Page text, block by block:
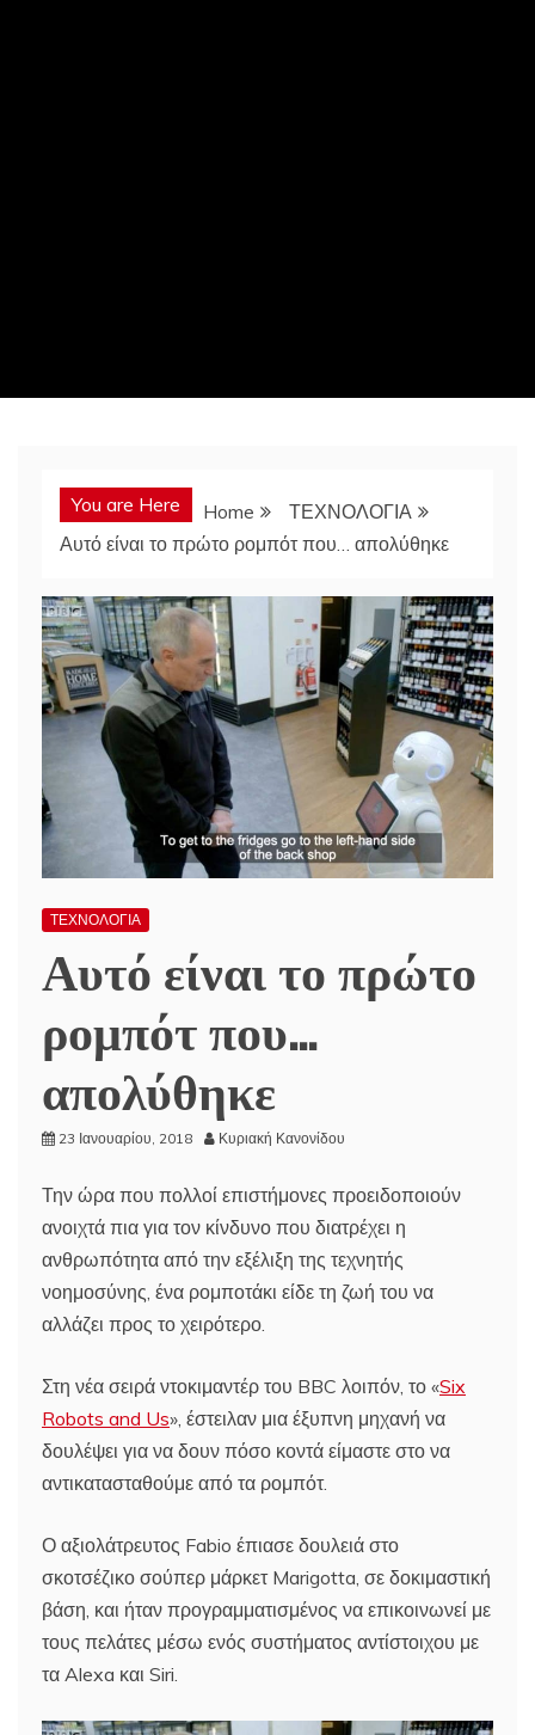
You are Here Home
ΤΕΧΝΟΛΟΓΙΑ
Αυτό είναι το πρώτο ρομπότ που… απολύθηκε
ΤΕΧΝΟΛΟΓΙΑ
Αυτό είναι το πρώτο
ρομπότ που…
απολύθηκε
23 Ιανουαρίου, 2018 Κυριακή Κανονίδου
Την ώρα που πολλοί επιστήμονες προειδοποιούν
ανοιχτά πια για τον κίνδυνο που διατρέχει η
ανθρωπότητα από την εξέλιξη της τεχνητής
νοημοσύνης, ένα ρομποτάκι είδε τη ζωή του να
αλλάζει προς το χειρότερο.
Στη νέα σειρά ντοκιμαντέρ του BBC λοιπόν, το «Six
Robots and Us», έστειλαν μια έξυπνη μηχανή να
δουλέψει για να δουν πόσο κοντά είμαστε στο να
αντικατασταθούμε από τα ρομπότ.
Ο αξιολάτρευτος Fabio έπιασε δουλειά στο
σκοτσέζικο σούπερ μάρκετ Marigotta, σε δοκιμαστική
βάση, και ήταν προγραμματισμένος να επικοινωνεί με
τους πελάτες μέσω ενός συστήματος αντίστοιχου με
τα Alexa και Siri.